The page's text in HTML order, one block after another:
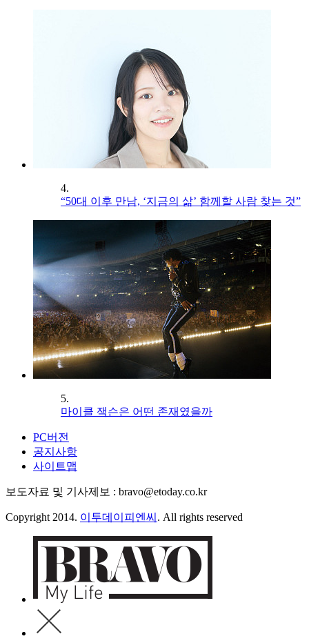
4.
“50대 이후 만남, ‘지금의 삶’ 함께할 사람 찾는 것”
5.
마이클 잭슨은 어떤 존재였을까
PC버전
공지사항
사이트맵
보도자료 및 기사제보 : bravo@etoday.co.kr
Copyright 2014. 이투데이피엔씨 . All rights reserved